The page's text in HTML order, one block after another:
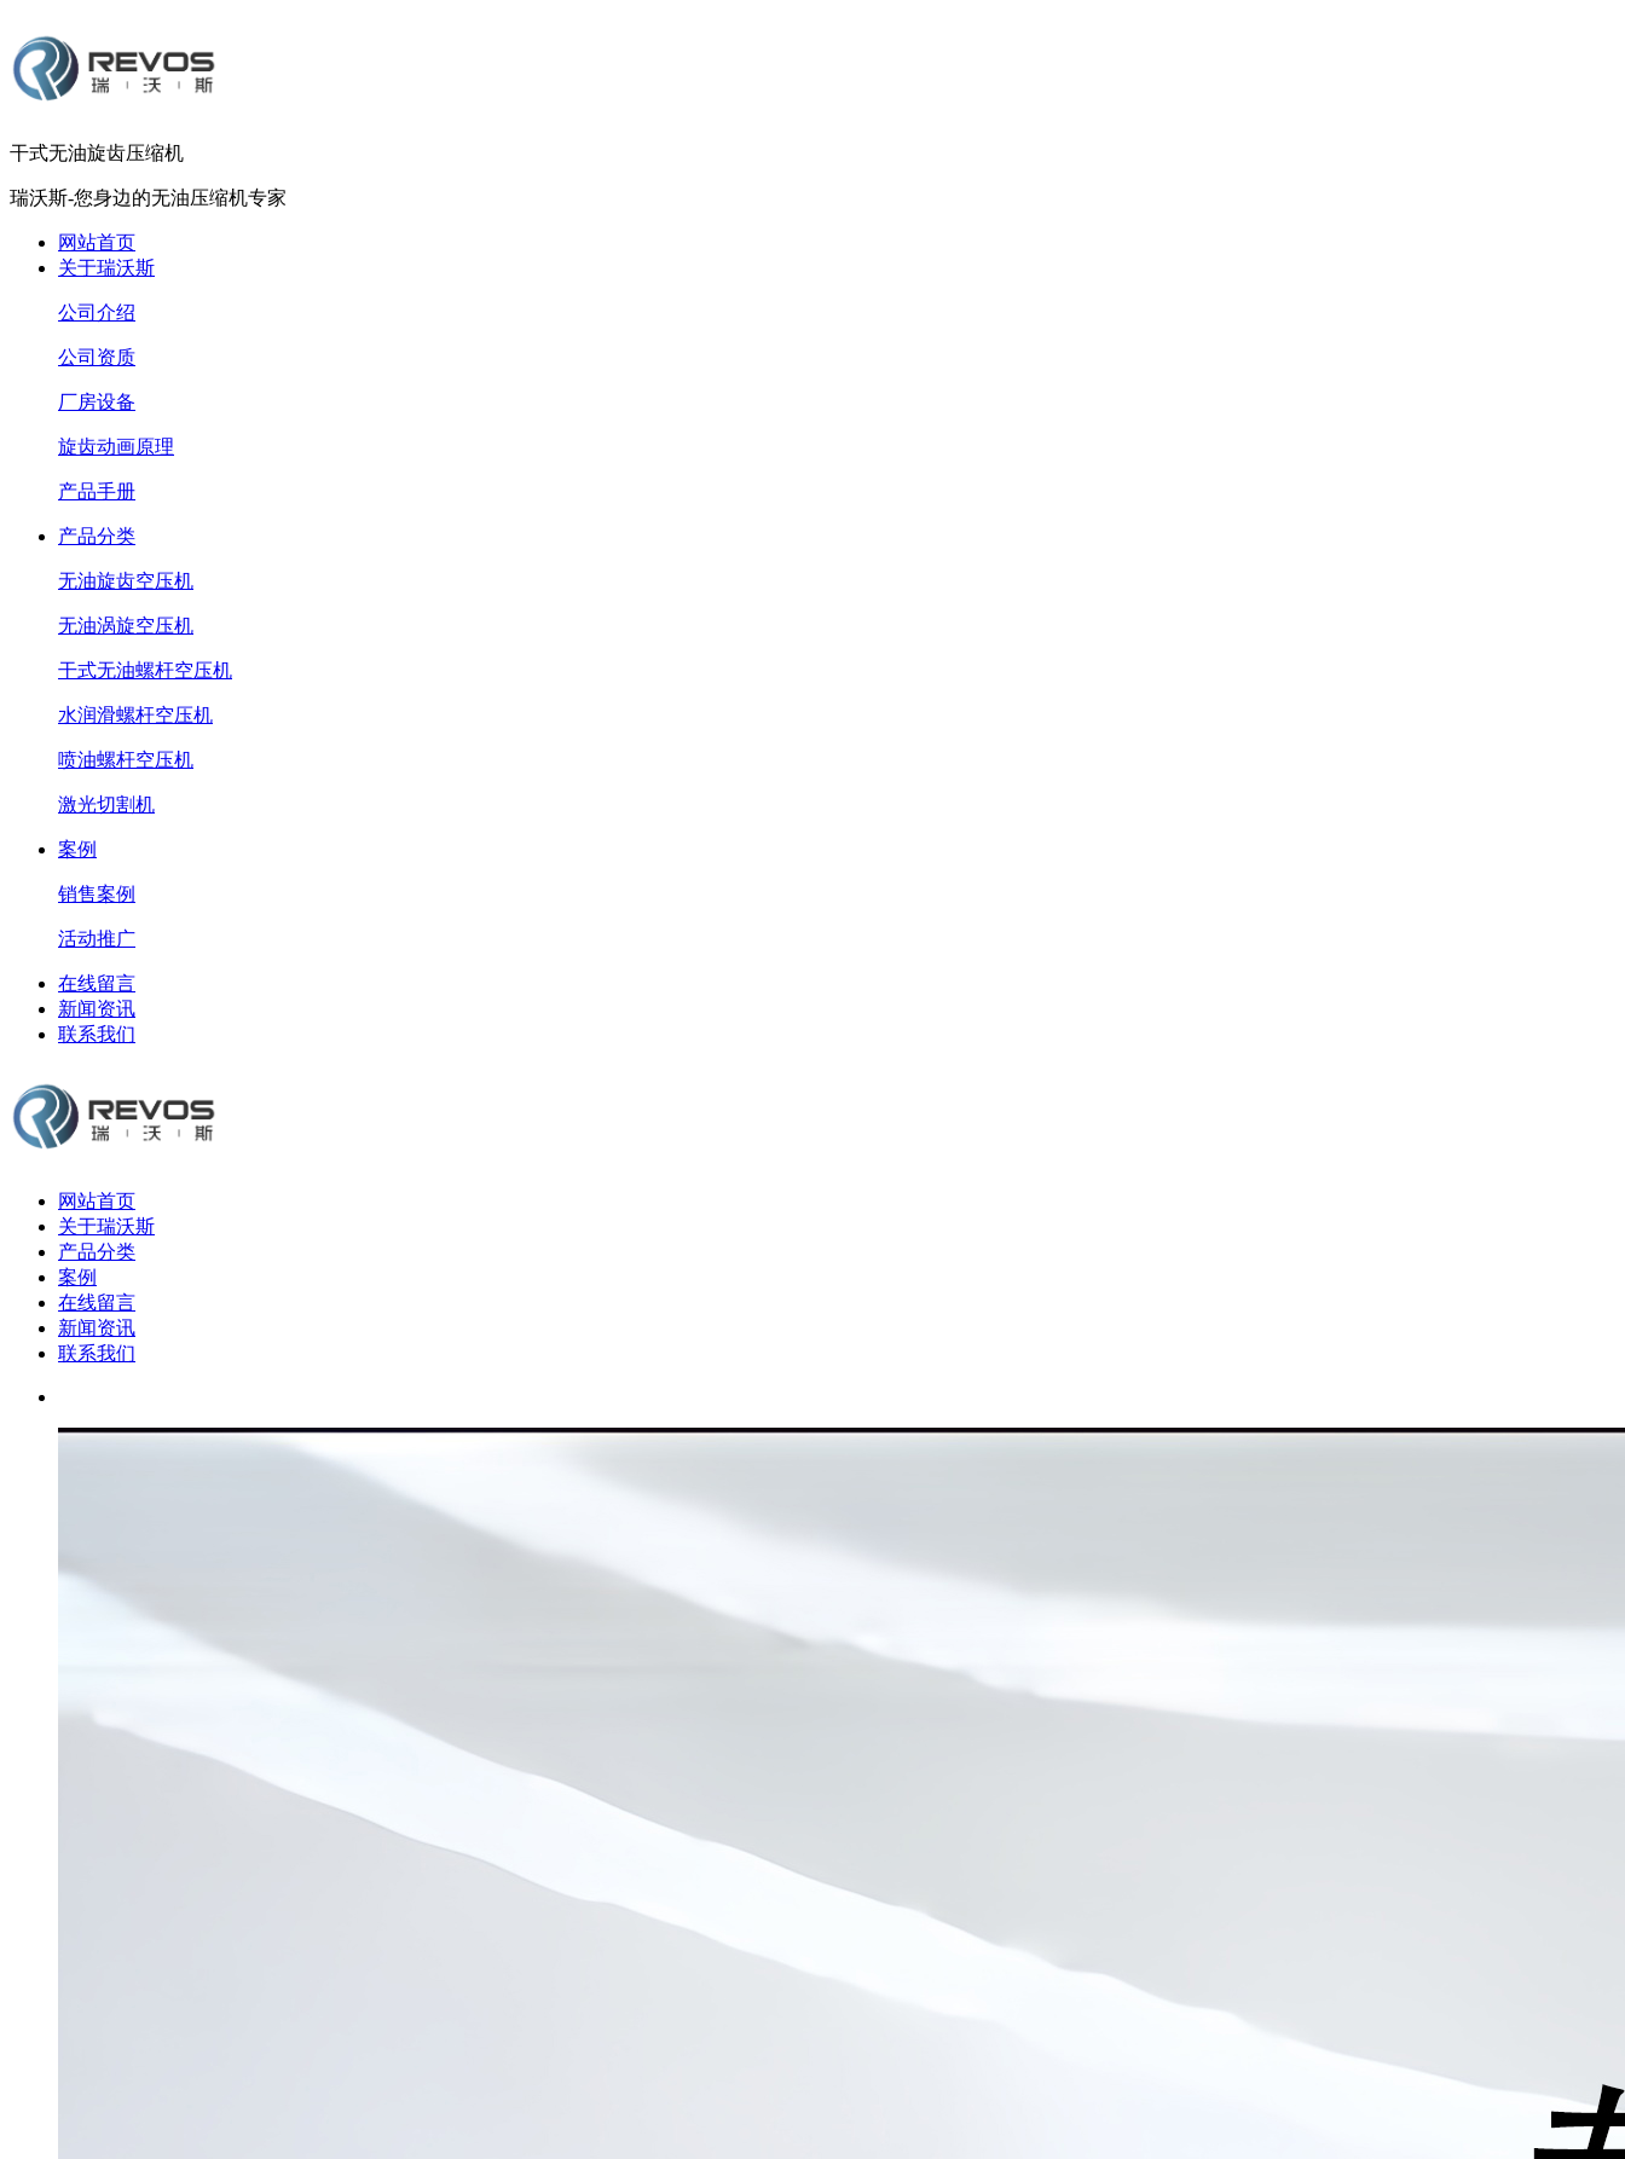
干式无油旋齿压缩机
瑞沃斯-您身边的无油压缩机专家
网站首页
关于瑞沃斯
公司介绍
公司资质
厂房设备
旋齿动画原理
产品手册
产品分类
无油旋齿空压机
无油涡旋空压机
干式无油螺杆空压机
水润滑螺杆空压机
喷油螺杆空压机
激光切割机
案例
销售案例
活动推广
在线留言
新闻资讯
联系我们
网站首页
关于瑞沃斯
产品分类
案例
在线留言
新闻资讯
联系我们